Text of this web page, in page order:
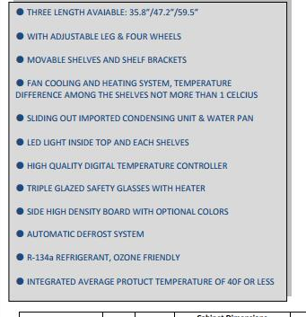
Hinterlass eine Nachricht
Wir rufen Sie bald zurück!